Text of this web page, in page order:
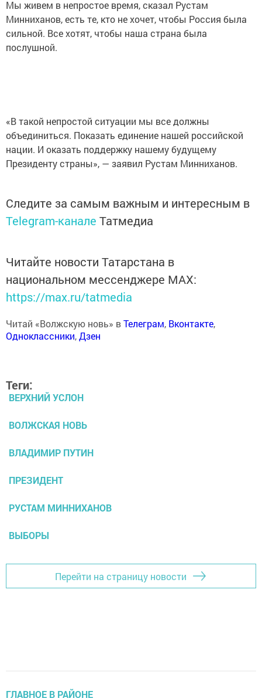
Мы живем в непростое время, сказал Рустам
Минниханов, есть те, кто не хочет, чтобы Россия была
сильной. Все хотят, чтобы наша страна была
послушной.
«В такой непростой ситуации мы все должны
объединиться. Показать единение нашей российской
нации. И оказать поддержку нашему будущему
Президенту страны», — заявил Рустам Минниханов.
Следите за самым важным и интересным в
Telegram-канале Татмедиа
Читайте новости Татарстана в
национальном мессенджере MАХ:
https://max.ru/tatmedia
Читай «Волжскую новь» вТелеграм, Вконтакте,
Одноклассники,Дзен
Теги:
ВЕРХНИЙ УСЛОН
ВОЛЖСКАЯ НОВЬ
ВЛАДИМИР ПУТИН
ПРЕЗИДЕНТ
РУСТАМ МИННИХАНОВ
ВЫБОРЫ
Перейти на страницу новости
ГЛАВНОЕ В РАЙОНЕ